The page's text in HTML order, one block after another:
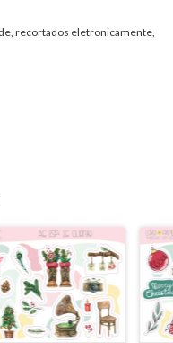
recortados eletronicamente,